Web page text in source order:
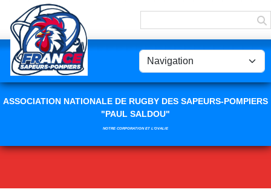
ASSOCIATION NATIONALE DE RUGBY DES SAPEURS-POMPIERS
"PAUL SALDOU"
NOTRE CORPORATION ET L'OVALIE
Panneau de gestion des cookies